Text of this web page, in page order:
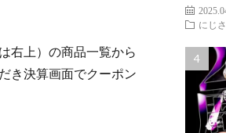
右上）の商品一覧から
き決算画面でクーポン
にじ